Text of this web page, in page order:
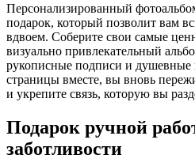
Персонализированный
подарок, который позволит вам
вдвоем. Соберите свои самые
визуально привлекательный
рукописные подписи и душевные
страницы вместе, вы вновь
и укрепите связь, которую вы
Подарок ручной
заботливости